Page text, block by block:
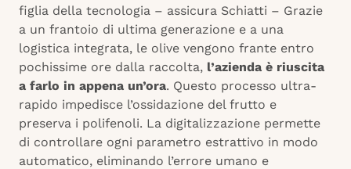
figlia della tecnologia – assicura Schiatti – Grazie
a un frantoio di ultima generazione e a una
logistica integrata, le olive vengono frante entro
pochissime ore dalla raccolta, l’azienda è riuscita
a farlo in appena un’ora. Questo processo ultra-
rapido impedisce l’ossidazione del frutto e
preserva i polifenoli. La digitalizzazione permette
di controllare ogni parametro estrattivo in modo
automatico, eliminando l’errore umano e